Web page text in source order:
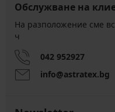
Обслужване на
На разположение сме
ч
042 952927
info@astratex.bg